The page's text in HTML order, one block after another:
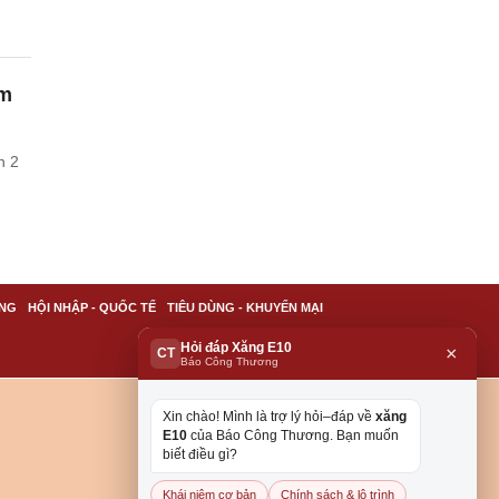
2
HỘI NHẬP - QUỐC TẾ TIÊU DÙNG - KHUYẾN MẠI
CT Hỏi đáp Xăng E10
Báo Công Thương ×
Xin chào! Mình là trợ lý hỏi–đáp về xăng
E10 của Báo Công Thương. Bạn muốn
biết điều gì?
Khái niệm cơ bản Chính sách & lộ trình